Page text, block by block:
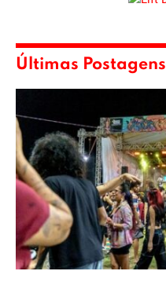
Últimas Postagens